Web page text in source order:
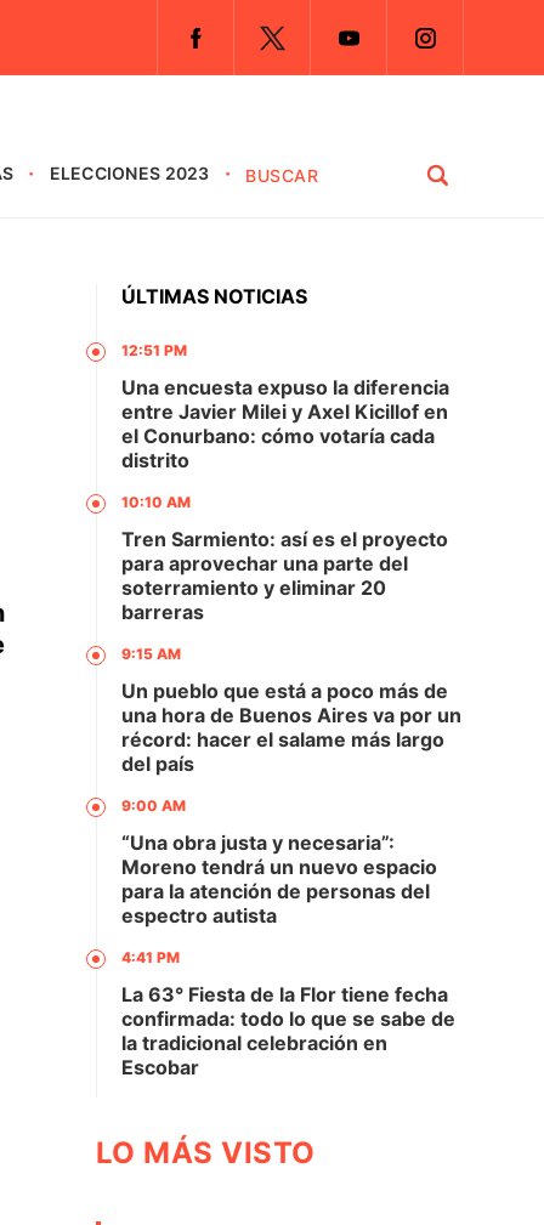
ELECCIONES 2023
ÚLTIMAS NOTICIAS
12:51 PM
Una encuesta expuso la diferencia
entre Javier Milei y Axel Kicillof en
el Conurbano: cómo votaría cada
distrito
10:10 AM
Tren Sarmiento: así es el proyecto
para aprovechar una parte del
soterramiento y eliminar 20
barreras
9:15 AM
Un pueblo que está a poco más de
una hora de Buenos Aires va por un
récord: hacer el salame más largo
del país
9:00 AM
“Una obra justa y necesaria”:
Moreno tendrá un nuevo espacio
para la atención de personas del
espectro autista
4:41 PM
La 63° Fiesta de la Flor tiene fecha
confirmada: todo lo que se sabe de
la tradicional celebración en
Escobar
LO MÁS VISTO